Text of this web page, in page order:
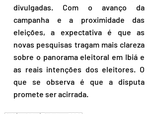
divulgadas. Com o avanço da
campanha e a proximidade das
eleições, a expectativa é que as
novas pesquisas tragam mais clareza
sobre o panorama eleitoral em Ibiá e
as reais intenções dos eleitores. O
que se observa é que a disputa
promete ser acirrada.